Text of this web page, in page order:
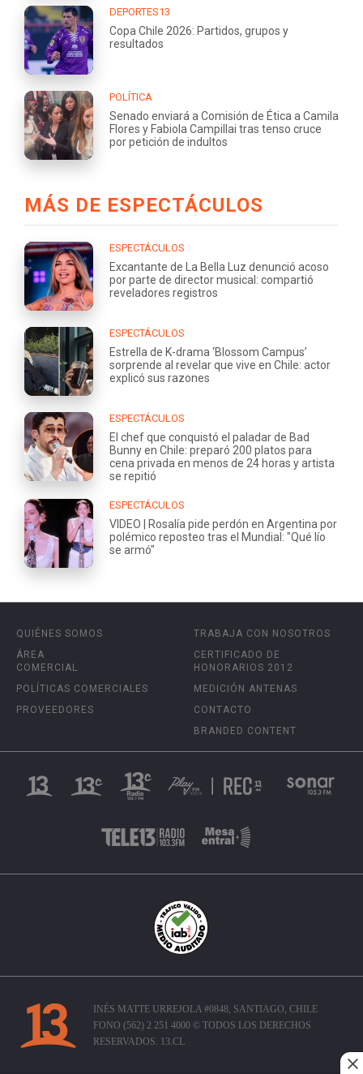
DEPORTES13
Copa Chile 2026: Partidos, grupos y
resultados
POLÍTICA
Senado enviará a Comisión de Ética a Camila
Flores y Fabiola Campillai tras tenso cruce
por petición de indultos
MÁS DE ESPECTÁCULOS
ESPECTÁCULOS
Excantante de La Bella Luz denunció acoso
por parte de director musical: compartió
reveladores registros
ESPECTÁCULOS
Estrella de K-drama ‘Blossom Campus’
sorprende al revelar que vive en Chile: actor
explicó sus razones
ESPECTÁCULOS
El chef que conquistó el paladar de Bad
Bunny en Chile: preparó 200 platos para
cena privada en menos de 24 horas y artista
se repitió
ESPECTÁCULOS
VIDEO | Rosalía pide perdón en Argentina por
polémico reposteo tras el Mundial: "Qué lío
se armó"
QUIÉNES SOMOS
ÁREA
COMERCIAL
POLÍTICAS COMERCIALES
PROVEEDORES
TRABAJA CON NOSOTROS
CERTIFICADO DE
HONORARIOS 2012
MEDICIÓN ANTENAS
CONTACTO
BRANDED CONTENT
INÉS MATTE URREJOLA #0848, SANTIAGO, CHILE
FONO (562) 2 251 4000 © TODOS LOS DERECHOS
RESERVADOS. 13.CL